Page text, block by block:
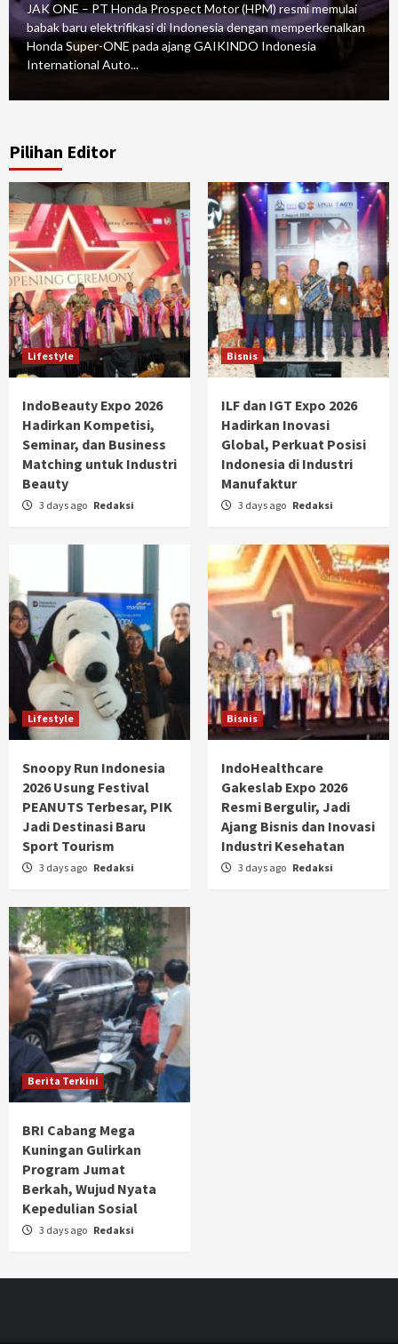
JAK ONE – PT Honda Prospect Motor (HPM) resmi memulai
babak baru elektrifikasi di Indonesia dengan memperkenalkan
Honda Super-ONE pada ajang GAIKINDO Indonesia
International Auto...
Pilihan Editor
Lifestyle
IndoBeauty Expo 2026
Hadirkan Kompetisi,
Seminar, dan Business
Matching untuk Industri
Beauty
3 days ago Redaksi
Bisnis
ILF dan IGT Expo 2026
Hadirkan Inovasi
Global, Perkuat Posisi
Indonesia di Industri
Manufaktur
3 days ago Redaksi
Lifestyle
Snoopy Run Indonesia
2026 Usung Festival
PEANUTS Terbesar, PIK
Jadi Destinasi Baru
Sport Tourism
3 days ago Redaksi
Bisnis
IndoHealthcare
Gakeslab Expo 2026
Resmi Bergulir, Jadi
Ajang Bisnis dan Inovasi
Industri Kesehatan
3 days ago Redaksi
Berita Terkini
BRI Cabang Mega
Kuningan Gulirkan
Program Jumat
Berkah, Wujud Nyata
Kepedulian Sosial
3 days ago Redaksi